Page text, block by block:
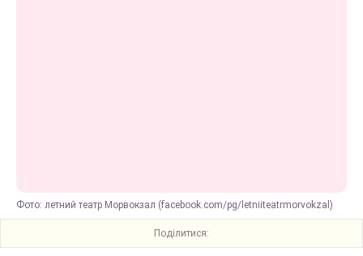
Фото: летний театр Морвокзал (facebook.com/pg/letniiteatrmorvokzal)
Поділитися: